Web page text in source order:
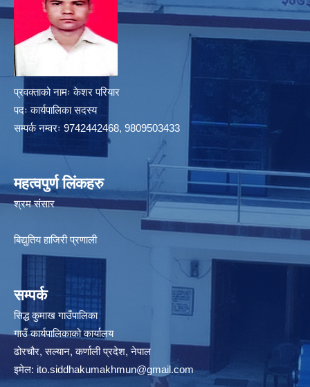
प्रवक्ताको नामः केशर परियार
पदः कार्यपालिका सदस्य
सम्पर्क नम्वरः 9742442468, 9809503433
महत्वपुर्ण लिंकहरु
श्रम संसार
बिद्युतिय हाजिरी प्रणाली
सम्पर्क
सिद्ध कुमाख गाउँपालिका
गाउँ कार्यपालिकाको कार्यालय
ढोरचौर, सल्यान, कर्णाली प्रदेश, नेपाल
इमेल: ito.siddhakumakhmun@gmail.com